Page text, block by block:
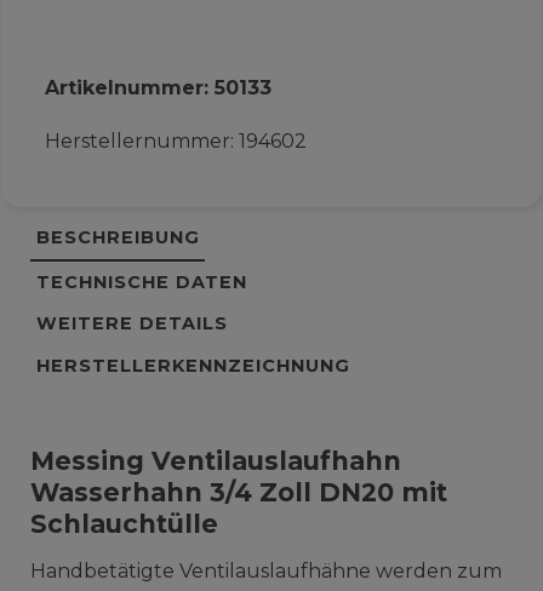
Artikelnummer: 50133
Herstellernummer: 194602
BESCHREIBUNG
TECHNISCHE DATEN
WEITERE DETAILS
HERSTELLERKENNZEICHNUNG
Messing Ventilauslaufhahn
Wasserhahn 3/4 Zoll DN20 mit
Schlauchtülle
Handbetätigte Ventilauslaufhähne werden zum